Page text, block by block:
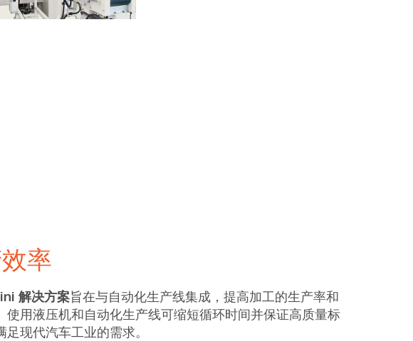
率
解决方案旨在与自动化生产线集成，提高加工的生产率和
使用液压机和自动化生产线可缩短循环时间并保证高质量标
足现代汽车工业的需求。